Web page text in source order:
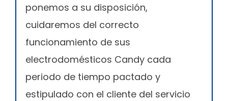
ponemos a su disposición,
cuidaremos del correcto
funcionamiento de sus
electrodomésticos Candy cada
periodo de tiempo pactado y
estipulado con el cliente del servicio